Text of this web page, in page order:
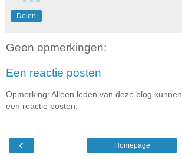
Delen
Geen opmerkingen:
Een reactie posten
Opmerking: Alleen leden van deze blog kunnen
een reactie posten.
‹ Homepage